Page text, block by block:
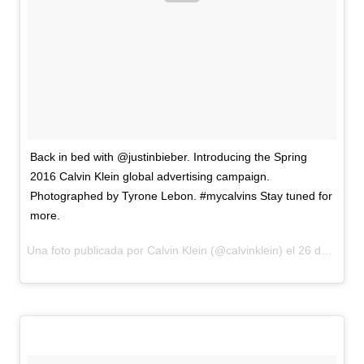
Back in bed with @justinbieber. Introducing the Spring
2016 Calvin Klein global advertising campaign.
Photographed by Tyrone Lebon. #mycalvins Stay tuned for
more.
Una foto publicada por Calvin Klein (@calvinklein) el 26 de Ene de 2016 a la(s) 4:05 PST